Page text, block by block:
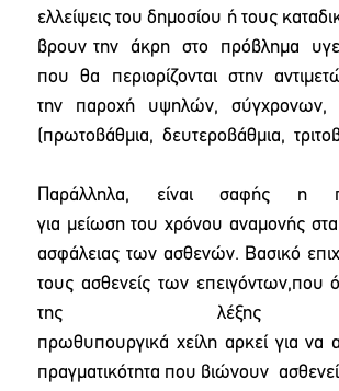
ελλείψεις του δημοσίου ή τους
βρουν την  άκρη  στο  πρόβλημα
που  θα  περιορίζονται  στην
την  παροχή  υψηλών,  σύγχρονων,
(πρωτοβάθμια,  δευτεροβάθμια,
Παράλληλα, είναι σαφής η
για μείωση του χρόνου αναμονής στα
ασφάλειας των ασθενών. Βασικό
τους ασθενείς των επειγόντων,που
της
πρωθυπουργικά χείλη αρκεί για να
πραγματικότητα που βιώνουν